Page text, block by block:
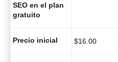
SEO en el plan
gratuito
Precio inicial $16.00